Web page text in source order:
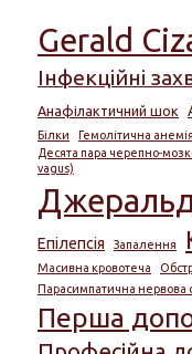
Gerald
Інфекційні
Анафілактичний шок
Білки Гемолітична анемія
Десята пара черепно-
vagus)
Епілепсія Запалення
Масивна кровотеча
Парасимпатична нервова
Перша